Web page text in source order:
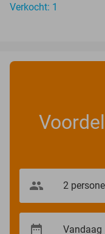
Verkocht: 1